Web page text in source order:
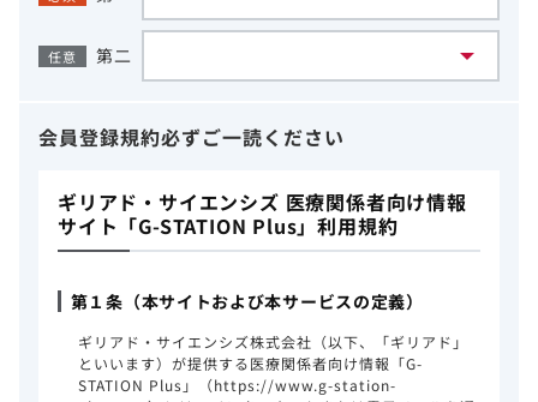
任意 第二
会員登録規約必ずご一読ください
ギリアド・サイエンシズ 医療関係者向け情報
サイト「G-STATION Plus」利用規約
第１条（本サイトおよび本サービスの定義）
ギリアド・サイエンシズ株式会社（以下、「ギリアド」
といいます）が提供する医療関係者向け情報「G-
STATION Plus」（https://www.g-station-